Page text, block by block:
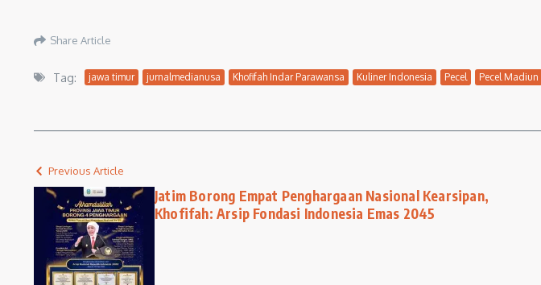
Share Article
Tag: jawa timur jurnalmedianusa Khofifah Indar Parawansa Kuliner Indonesia Pecel Pecel Madiun
Previous Article
Jatim Borong Empat Penghargaan Nasional Kearsipan,
Khofifah: Arsip Fondasi Indonesia Emas 2045